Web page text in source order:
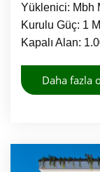
Yüklenici: Mbh
Kurulu Güç: 1
Kapalı Alan:
Daha fazla